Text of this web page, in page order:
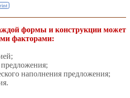
формы и конструкции может
факторами:
наполнения предложения;